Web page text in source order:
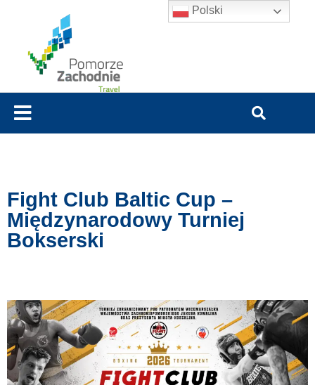
Fight Club Baltic Cup –
Międzynarodowy Turniej
Bokserski
Polski